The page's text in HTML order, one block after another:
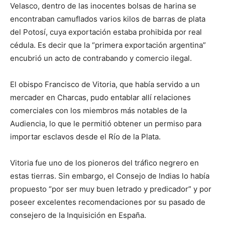
Velasco, dentro de las inocentes bolsas de harina se
encontraban camuflados varios kilos de barras de plata
del Potosí, cuya exportación estaba prohibida por real
cédula. Es decir que la “primera exportación argentina”
encubrió un acto de contrabando y comercio ilegal.
El obispo Francisco de Vitoria, que había servido a un
mercader en Charcas, pudo entablar allí relaciones
comerciales con los miembros más notables de la
Audiencia, lo que le permitió obtener un permiso para
importar esclavos desde el Río de la Plata.
Vitoria fue uno de los pioneros del tráfico negrero en
estas tierras. Sin embargo, el Consejo de Indias lo había
propuesto “por ser muy buen letrado y predicador” y por
poseer excelentes recomendaciones por su pasado de
consejero de la Inquisición en España.